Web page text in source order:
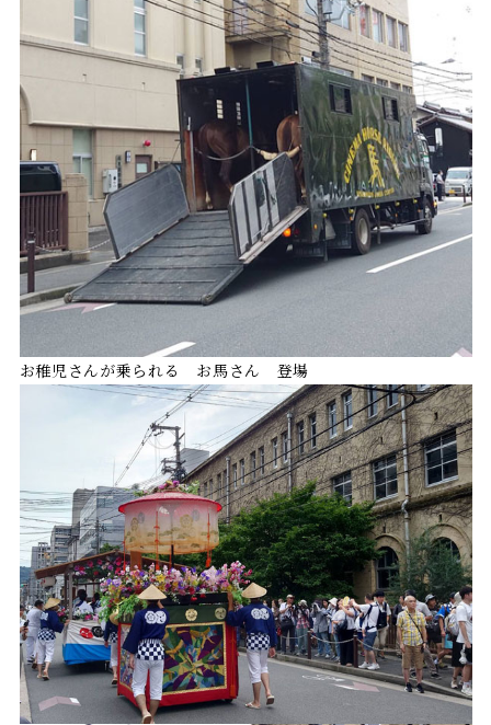
お稚児さんが乗られる お馬さん 登場